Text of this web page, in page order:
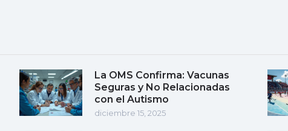
La OMS Confirma: Vacunas
Seguras y No Relacionadas
con el Autismo
diciembre 15, 2025